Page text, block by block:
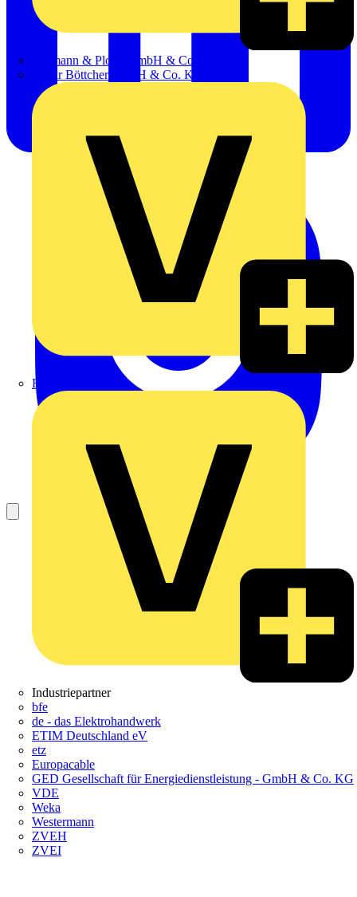
Hillmann & Ploog GmbH & Co. KG
Oskar Böttcher GmbH & Co. KG
Rexel
Industriepartner
bfe
de - das Elektrohandwerk
ETIM Deutschland eV
etz
Europacable
GED Gesellschaft für Energiedienstleistung - GmbH & Co. KG
VDE
Weka
Westermann
ZVEH
ZVEI